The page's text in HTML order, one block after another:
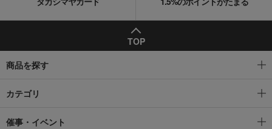
TOP
商品を探す
カテゴリ
催事・イベント